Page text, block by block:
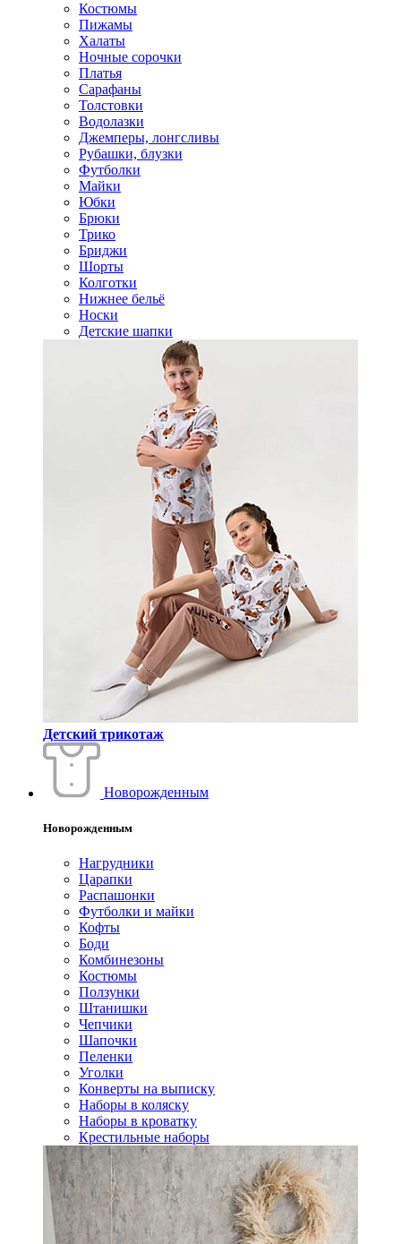
Костюмы
Пижамы
Халаты
Ночные сорочки
Платья
Сарафаны
Толстовки
Водолазки
Джемперы, лонгсливы
Рубашки, блузки
Футболки
Майки
Юбки
Брюки
Трико
Бриджи
Шорты
Колготки
Нижнее бельё
Носки
Детские шапки
Детский трикотаж
Новорожденным
Новорожденным
Нагрудники
Царапки
Распашонки
Футболки и майки
Кофты
Боди
Комбинезоны
Костюмы
Ползунки
Штанишки
Чепчики
Шапочки
Пеленки
Уголки
Конверты на выписку
Наборы в коляску
Наборы в кроватку
Крестильные наборы